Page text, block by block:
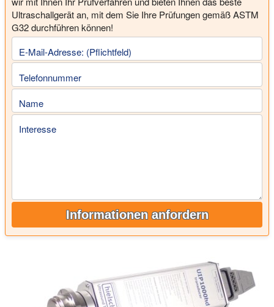
Ultraschallgerät an, mit dem Sie Ihre Prüfungen gemäß ASTM
G32 durchführen können!
E-Mail-Adresse: (Pflichtfeld)
Telefonnummer
Name
Interesse
Informationen anfordern